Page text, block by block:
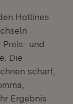
Hotlines
und
Die
scharf,
Ergebnis